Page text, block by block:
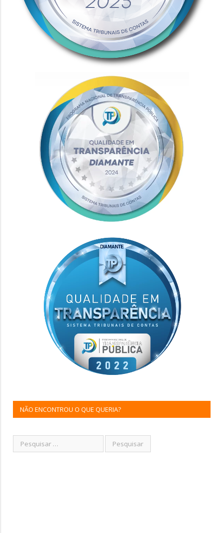
NÃO ENCONTROU O QUE QUERIA?